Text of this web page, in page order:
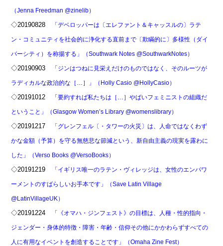
（Jenna Freedman @zinelib）
◇20190828 「デベロッパーは〔エレファント＆キャッスルの〕ラテ
ン・コミュニティを社会的に浄化する直前まで〔欺瞞的に〕多様性（ダイ
バーシティ）を称揚する」（Southwark Notes @SouthwarkNotes）
◇20190903 「ジンはつねに見栄えだけのものではなく、そのルーツが
ラディカルな政治的な［…］」（Holly Casio @HollyCasio）
◇20191012 「要約すれば私たちは［…］やばいフェミニストの組織だ
ということ」（Glasgow Women’s Library @womenslibrary）
◇20191217 「グレンフェル〔・タワーの火災〕は、人命ではなくわず
かな金額（予算）を守る無慈悲な節減という、新自由主義の現実を露わに
した」（Verso Books @VersoBooks）
◇20191219 「イギリス唯一のラテン・ヴィレッジは、女性のエンパワ
ーメントのすばらしいお手本です」（Save Latin Village
@LatinVillageUK）
◇20191224 「《オマハ・ジンフェスト》の目標は、人種・性的指向・
ジェンダー・身体的特徴・障害・年齢・信仰その他にかかわらずすべての
人に有用なイベントを創造することです」（Omaha Zine Fest）